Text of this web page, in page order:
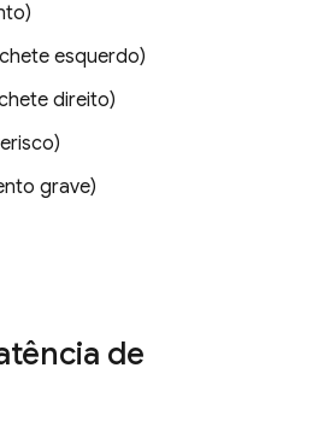
esquerdo)
direito)
grave)
de